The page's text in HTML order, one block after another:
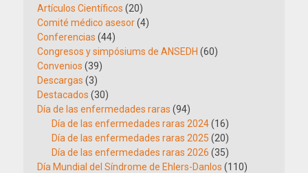
Artículos Científicos (20)
Comité médico asesor(4)
Conferencias (44)
Congresos y simpósiums de ANSEDH (60)
Convenios (39)
Descargas (3)
Destacados (30)
Día de las enfermedades raras (94)
Día de las enfermedades raras 2024(16)
Día de las enfermedades raras 2025 (20)
Día de las enfermedades raras 2026 (35)
Día Mundial del Síndrome de Ehlers-Danlos (110)